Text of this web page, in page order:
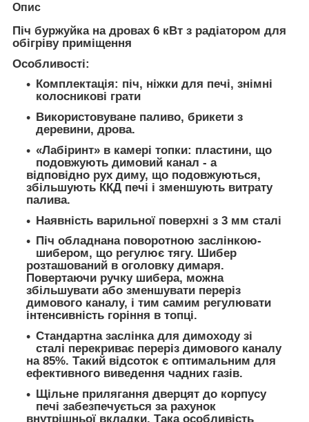
Опис
Піч буржуйка на дровах 6 кВт з радіатором для
обігріву приміщення
Особливості:
Комплектація: піч, ніжки для печі, знімні
колосникові грати
Використовуване паливо, брикети з
деревини, дрова.
«Лабіринт» в камері топки: пластини, що
подовжують димовий канал - а
відповідно рух диму, що подовжуються,
збільшують ККД печі і зменшують витрату
палива.
Наявність варильної поверхні з 3 мм сталі
Піч обладнана поворотною заслінкою-
шибером, що регулює тягу. Шибер
розташований в оголовку димаря.
Повертаючи ручку шибера, можна
збільшувати або зменшувати переріз
димового каналу, і тим самим регулювати
інтенсивність горіння в топці.
Стандартна заслінка для димоходу зі
сталі перекриває переріз димового каналу
на 85%. Такий відсоток є оптимальним для
ефективного виведення чадних газів.
Щільне прилягання дверцят до корпусу
печі забезпечується за рахунок
внутрішньої вкладки. Така особливість